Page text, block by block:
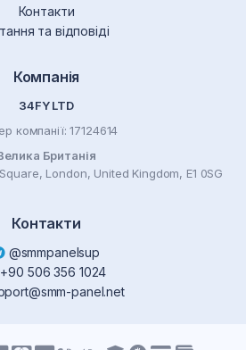
Контакти
та відповіді
Компанія
34FY LTD
компанії: 17124614
Британія
London, United Kingdom, E1 0SG
Контакти
@smmpanelsup
506 356 1024
panel.net